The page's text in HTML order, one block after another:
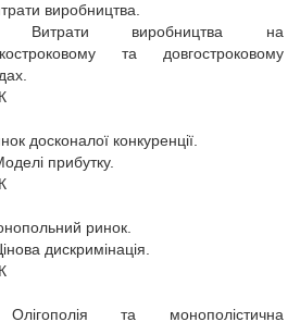
виробництва.
Витрати виробництва на
та довгостроковому
досконалої конкуренції.
прибутку.
ринок.
дискримінація.
та монополістична